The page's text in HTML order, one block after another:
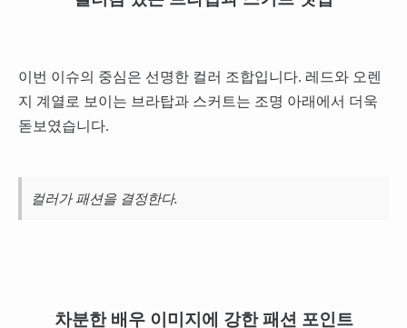
이번 이슈의 중심은 선명한 컬러 조합입니다. 레드와 오렌
지 계열로 보이는 브라탑과 스커트는 조명 아래에서 더욱
돋보였습니다.
컬러가 패션을 결정한다.
차분한 배우 이미지에 강한 패션 포인트